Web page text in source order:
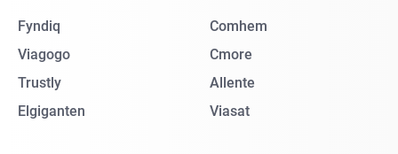
Fyndiq
Viagogo
Trustly
Elgiganten
Comhem
Cmore
Allente
Viasat